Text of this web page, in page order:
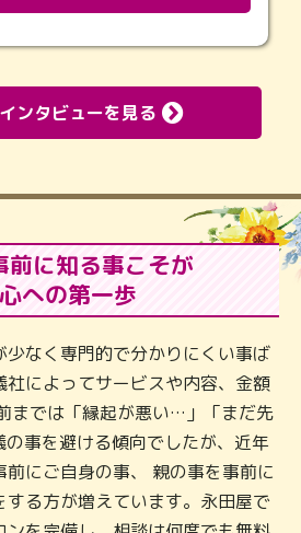
ンタビューを見る
前に知る事こそが
への第一歩
少なく専門的で分かりにくい事ば
社によってサービスや内容、金額
までは「縁起が悪い…」「まだ先
事を避ける傾向でしたが、近年
にご自身の事、 親の事を事前に
する方が増えています。永田屋で